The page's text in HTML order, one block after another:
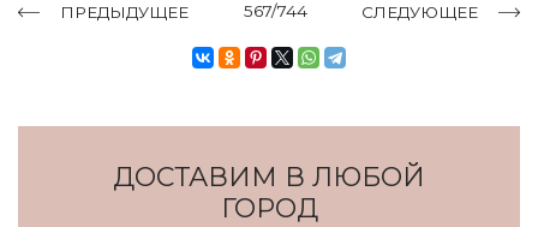
ПРЕДЫДУЩЕЕ 567/744 СЛЕДУЮЩЕЕ
ДОСТАВИМ В ЛЮБОЙ
ГОРОД